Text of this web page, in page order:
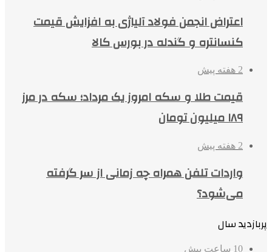
اعتراض انجمن فولاد آلیاژی به افزایش قیمت
کنسانتره و گندله در بورس کالا
2 هفته پیش
قیمت طلا و سکه امروز یک مرداد؛ سکه در مرز
۱۸۹ میلیون تومان
2 هفته پیش
واردات تلفن همراه چه زمانی از سر گرفته
می‌شود؟
پربازدید سال
10 ساعت پیش